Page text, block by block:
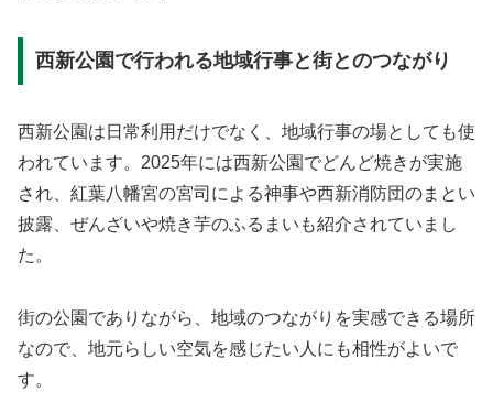
西新公園で行われる地域行事と街とのつながり
西新公園は日常利用だけでなく、地域行事の場としても使
われています。2025年には西新公園でどんど焼きが実施
され、紅葉八幡宮の宮司による神事や西新消防団のまとい
披露、ぜんざいや焼き芋のふるまいも紹介されていまし
た。
街の公園でありながら、地域のつながりを実感できる場所
なので、地元らしい空気を感じたい人にも相性がよいで
す。